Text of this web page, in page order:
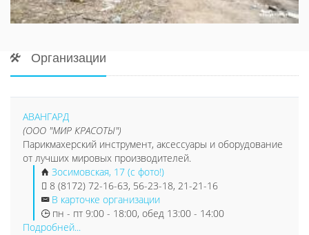
Организации
АВАНГАРД
(ООО "МИР КРАСОТЫ")
Парикмахерский инструмент, аксессуары и оборудование
от лучших мировых производителей.
Зосимовская, 17 (с фото!)
8 (8172) 72-16-63, 56-23-18, 21-21-16
В карточке организации
пн - пт 9:00 - 18:00, обед 13:00 - 14:00
Подробней...